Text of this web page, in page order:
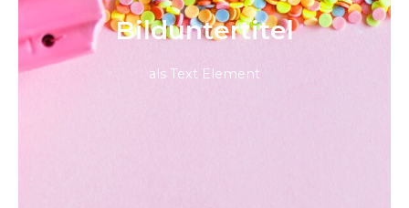
Bild­unter­titel
als Text Element